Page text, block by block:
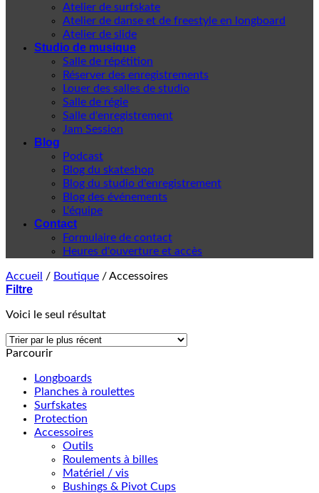
Atelier de surfskate
Atelier de danse et de freestyle en longboard
Atelier de slide
Studio de musique
Salle de répétition
Réserver des enregistrements
Louer des salles de studio
Salle de régie
Salle d'enregistrement
Jam Session
Blog
Podcast
Blog du skateshop
Blog du studio d'enregistrement
Blog des événements
L'équipe
Contact
Formulaire de contact
Heures d'ouverture et accès
Accueil / Boutique /Accessoires
Filtre
Voici le seul résultat
Parcourir
Longboards
Planches à roulettes
Surfskates
Protection
Accessoires
Outils
Roulements à billes
Matériel / vis
Bushings & Pivot Cups